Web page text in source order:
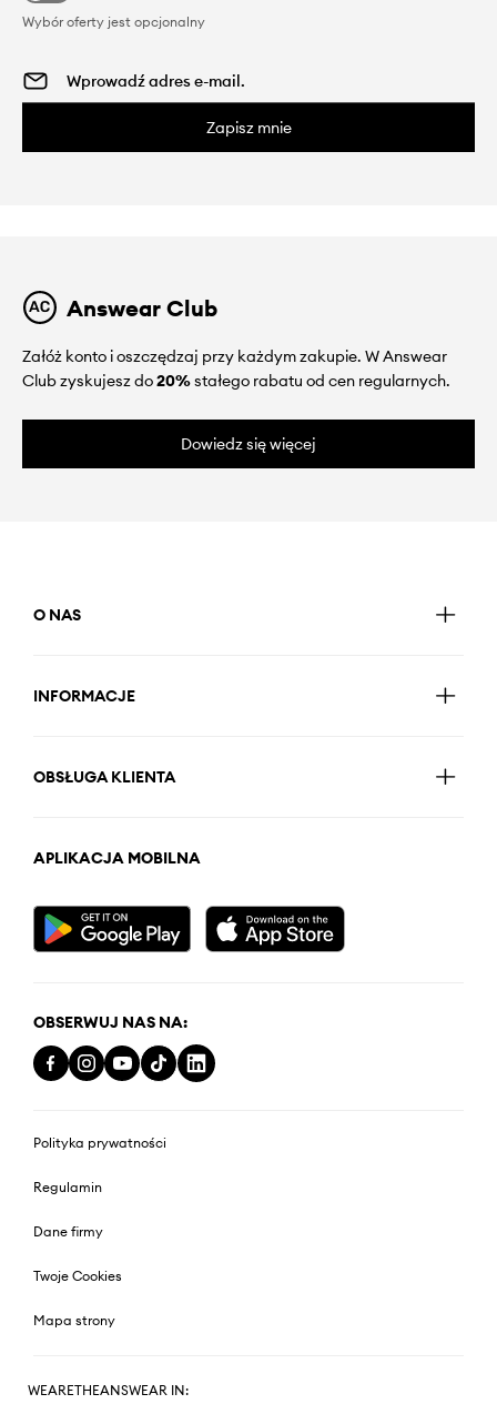
Wybór oferty jest opcjonalny
Zapisz mnie
Answear Club
Załóż konto i oszczędzaj przy każdym zakupie. W Answear
Club zyskujesz do20%stałego rabatu od cen regularnych.
Dowiedz się więcej
O NAS
INFORMACJE
OBSŁUGA KLIENTA
APLIKACJA MOBILNA
OBSERWUJ NAS NA:
Polityka prywatności
Regulamin
Dane firmy
Twoje Cookies
Mapa strony
WEARETHEANSWEAR IN: